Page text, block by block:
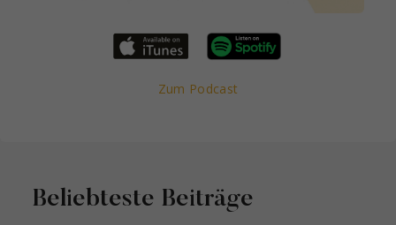
Zum Podcast
Beliebteste Beiträge